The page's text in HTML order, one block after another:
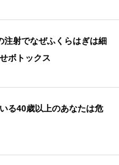
注射でなぜふくらはぎは細
ボトックス
る40歳以上のあなたは危